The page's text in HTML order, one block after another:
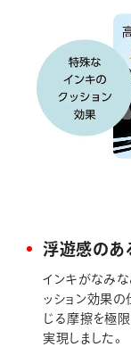
浮遊感のあ
インキがなみ
ッション効果
じる摩擦を極
実現しました。